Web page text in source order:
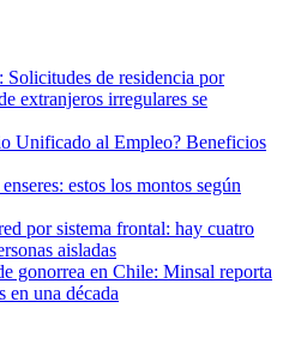
Solicitudes de residencia por
extranjeros irregulares se
Unificado al Empleo? Beneficios
estos los montos según
por sistema frontal: hay cuatro
aisladas
gonorrea en Chile: Minsal reporta
en una década